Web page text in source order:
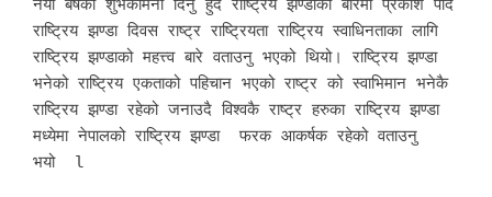
नया बर्षको शुभकामना दिनु हुदै राष्ट्रिय झण्डाको बारेमा प्रकाश पार्दै
राष्ट्रिय झण्डा दिवस राष्ट्र राष्ट्रियता राष्ट्रिय स्वाधिनताका लागि
राष्ट्रिय झण्डाको महत्त्व बारे वताउनु भएको थियो। राष्ट्रिय झण्डा
भनेको राष्ट्रिय एकताको पहिचान भएको राष्ट्र को स्वाभिमान भनेकै
राष्ट्रिय झण्डा रहेको जनाउदै विश्वकै राष्ट्र हरुका राष्ट्रिय झण्डा
मध्येमा नेपालको राष्ट्रिय झण्डा फरक आकर्षक रहेको वताउनु
भयो l